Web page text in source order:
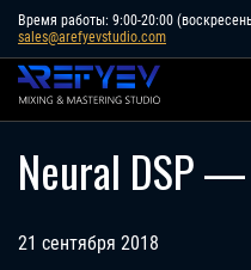
Skip
content
Время работы: 9:00-20:00
sales@arefyevstudio.com
Neural DSP
21 сентября 2018